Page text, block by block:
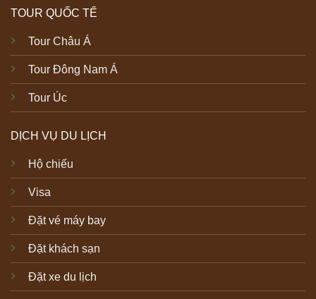
TOUR QUỐC TẾ
Tour Châu Á
Tour Đông Nam Á
Tour Úc
DỊCH VỤ DU LỊCH
Hộ chiếu
Visa
Đặt vé máy bay
Đặt khách sạn
Đặt xe du lịch